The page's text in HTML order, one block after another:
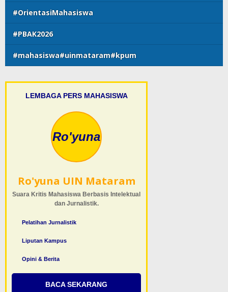
#OrientasiMahasiswa
#PBAK2026
#mahasiswa#uinmataram#kpum
LEMBAGA PERS MAHASISWA
Ro'yuna
Ro'yuna UIN Mataram
Suara Kritis Mahasiswa Berbasis Intelektual
dan Jurnalistik.
Pelatihan Jurnalistik
Liputan Kampus
Opini & Berita
BACA SEKARANG